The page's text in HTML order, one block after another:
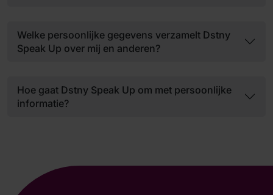
Welke persoonlijke gegevens verzamelt Dstny
Speak Up over mij en anderen?
Hoe gaat Dstny Speak Up om met persoonlijke
informatie?